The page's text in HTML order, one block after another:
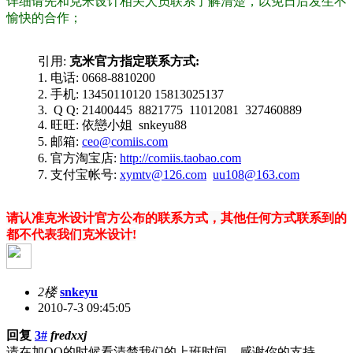
愉快的合作；
引用: 克米官方指定联系方式:
1. 电话: 0668-8810200
2. 手机: 13450110120 15813025137
3. Q Q: 21400445 8821775 11012081 327460889
4. 旺旺: 依戀小姐 snkeyu88
5. 邮箱: ceo@comiis.com
6. 官方淘宝店: http://comiis.taobao.com
7. 支付宝帐号: xymtv@126.com uu108@163.com
请认准克米设计官方公布的联系方式，其他任何方式联系到的
都不代表我们克米设计!
2楼 snkeyu
2010-7-3 09:45:05
回复 3# fredxxj